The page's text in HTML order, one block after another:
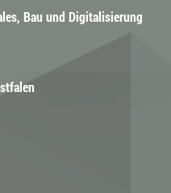
Bau und Digitalisierung